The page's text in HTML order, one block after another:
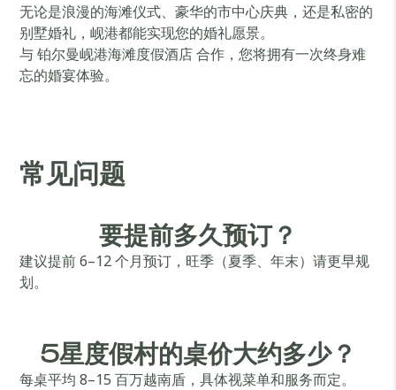
无论是浪漫的海滩仪式、豪华的市中心庆典，还是私密的
别墅婚礼，岘港都能实现您的婚礼愿景。
与 铂尔曼岘港海滩度假酒店 合作，您将拥有一次终身难
忘的婚宴体验。
常见问题
要提前多久预订？
建议提前 6–12 个月预订，旺季（夏季、年末）请更早规
划。
5星度假村的桌价大约多少？
每桌平均 8–15 百万越南盾，具体视菜单和服务而定。